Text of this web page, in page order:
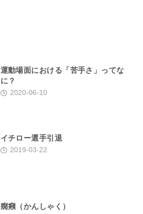
運動場面における「苦手さ」ってな
に？
2020-06-10
イチロー選手引退
2019-03-22
癇癪（かんしゃく）